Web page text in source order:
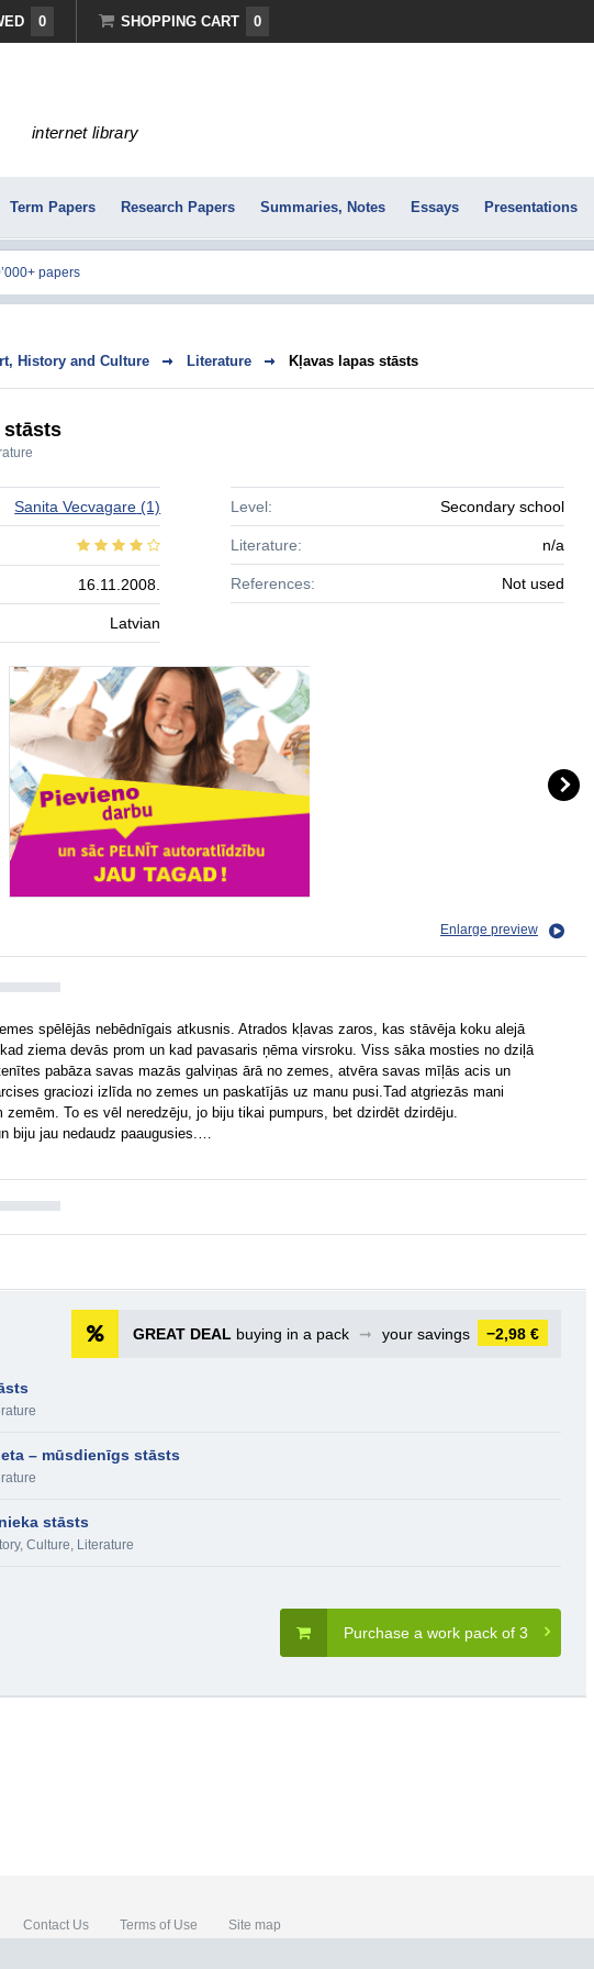
0 SHOPPING CART 0
internet library
Term Papers Research Papers Summaries, Notes Essays Presentations
History and Culture Literature Kļavas lapas stāsts
stāsts
Sanita Vecvagare (1)
16.11.2008.
Latvian
Level: Secondary school
Literature: n/a
References: Not used
Enlarge preview
spēlējās nebēdnīgais atkusnis. Atrados kļavas zaros, kas stāvēja koku alejā
ziema devās prom un kad pavasaris ņēma virsroku. Viss sāka mosties no dziļā
pabāza savas mazās galviņas ārā no zemes, atvēra savas mīļās acis un
graciozi izlīda no zemes un paskatījās uz manu pusi.Tad atgriezās mani
zemēm. To es vēl neredzēju, jo biju tikai pumpurs, bet dzirdēt dzirdēju.
biju jau nedaudz paaugusies.…
GREAT DEAL buying in a pack ➞ your savings −2,98 €
– mūsdienīgs stāsts
stāsts
Culture, Literature
Purchase a work pack of 3
Contact Us Terms of Use Site map